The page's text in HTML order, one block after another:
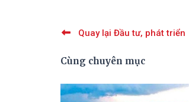
Quay lại Đầu tư, phát triển
Cùng chuyên mục